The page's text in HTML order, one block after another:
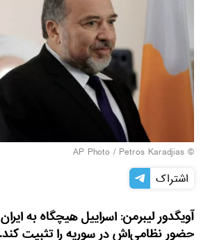
© AP Photo / Petros Karadjias
اشتراک
آویگدور لیبرمن: اسراییل هیچگاه به
حضور نظامی‌اش در سوریه را تثبیت کند.